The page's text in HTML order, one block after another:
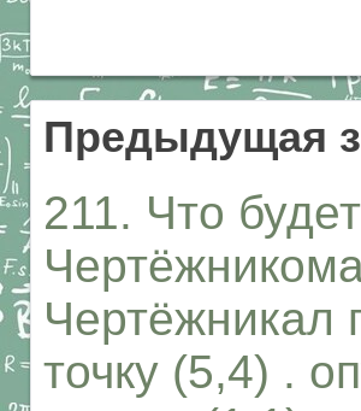
Предыдущая
211. Что
Чертёжникал
точку (5,4) .